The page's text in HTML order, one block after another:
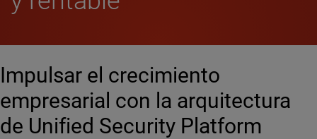
Impulsar el crecimiento
empresarial con la arquitectura
de Unified Security Platform